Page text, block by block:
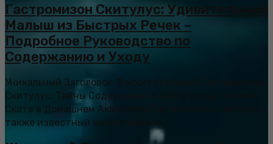
Гастромизон Скитулус: Удивительный
Малыш из Быстрых Речек –
Подробное Руководство по
Содержанию и Уходу
Уникальный Заголовок: Восхитительный Гастромизон
Скитулус: Тайны Содержания и Забота о Китайском
Скате в Домашнем Аквариуме Гастромизон Скитулус,
также известный как китайский...